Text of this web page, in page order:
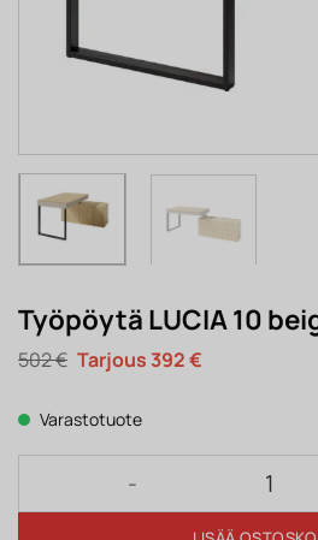
Työpöytä LUCIA 10
502€ Alkuperäinen
hinta
502 €.
392€Nykyinen
Varastotuote
Työpöytä LUCIA 10 beige/